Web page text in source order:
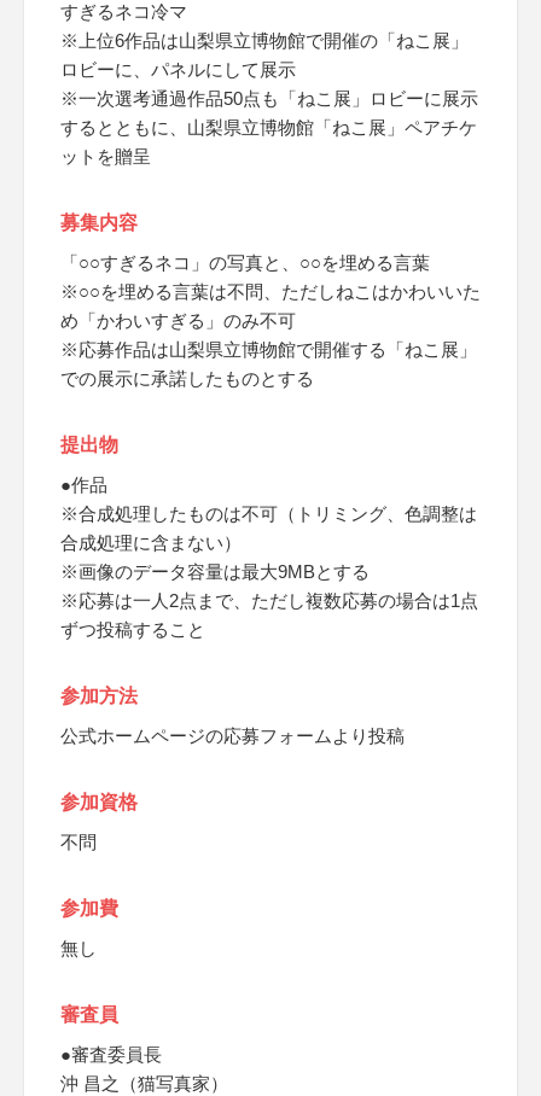
すぎるネコ冷マ
※上位6作品は山梨県立博物館で開催の「ねこ展」
ロビーに、パネルにして展示
※一次選考通過作品50点も「ねこ展」ロビーに展示
するとともに、山梨県立博物館「ねこ展」ペアチケ
ットを贈呈
募集内容
「○○すぎるネコ」の写真と、○○を埋める言葉
※○○を埋める言葉は不問、ただしねこはかわいいた
め「かわいすぎる」のみ不可
※応募作品は山梨県立博物館で開催する「ねこ展」
での展示に承諾したものとする
提出物
●作品
※合成処理したものは不可（トリミング、色調整は
合成処理に含まない）
※画像のデータ容量は最大9MBとする
※応募は一人2点まで、ただし複数応募の場合は1点
ずつ投稿すること
参加方法
公式ホームページの応募フォームより投稿
参加資格
不問
参加費
無し
審査員
●審査委員長
沖 昌之（猫写真家）